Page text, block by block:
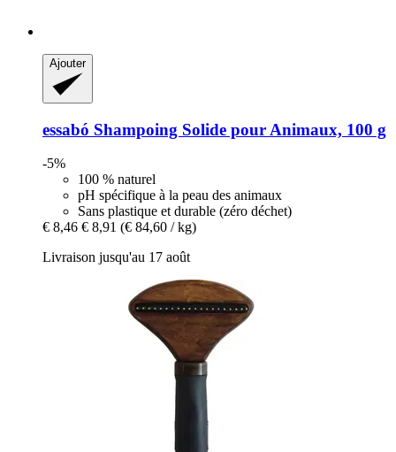
Ajouter
essabó Shampoing Solide pour Animaux, 100 g
-5%
100 % naturel
pH spécifique à la peau des animaux
Sans plastique et durable (zéro déchet)
€ 8,46 € 8,91 (€ 84,60 / kg)
Livraison jusqu'au 17 août